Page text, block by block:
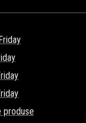
produse